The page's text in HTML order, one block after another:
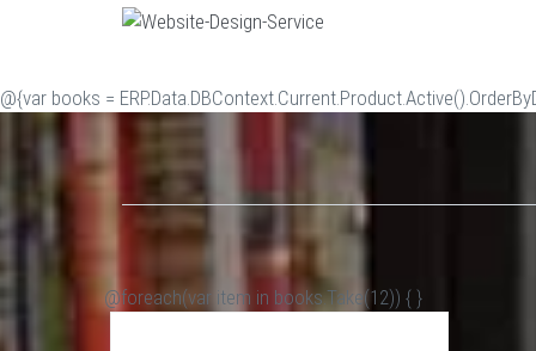
@{var books =
@foreach(var item in books.Take(12)) { }